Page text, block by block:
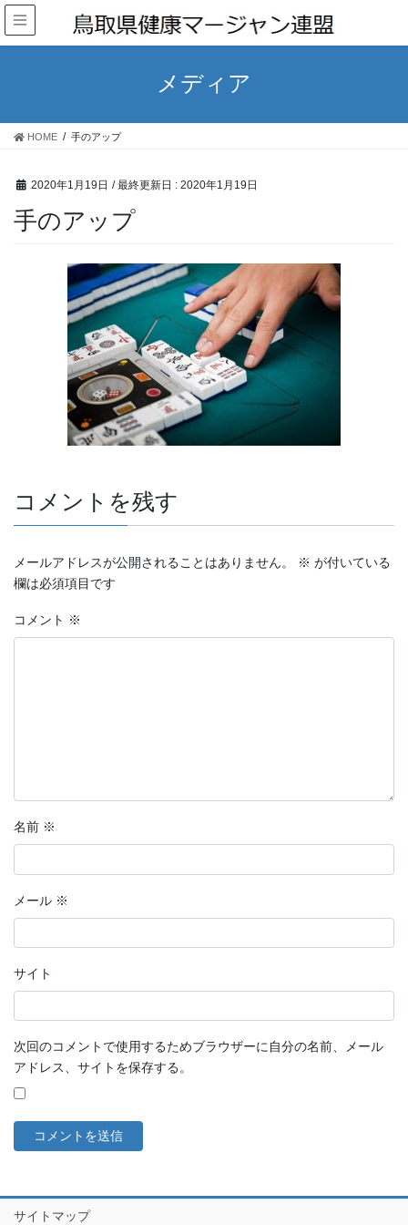
メディア
HOME 手のアップ
2020年1月19日 / 最終更新日 : 2020年1月19日
手のアップ
コメントを残す
メールアドレスが公開されることはありません。 ※ が付いている
欄は必須項目です
コメント ※
名前 ※
メール ※
サイト
次回のコメントで使用するためブラウザーに自分の名前、メール
アドレス、サイトを保存する。
サイトマップ